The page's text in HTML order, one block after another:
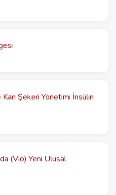
Şekeri Yönetimi İnsülin
(Vio) Yeni Ulusal